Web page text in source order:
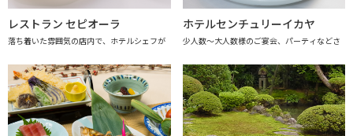
レストラン セピオーラ
落ち着いた雰囲気の店内で、ホテルシェフが
ホテルセンチュリーイカヤ
少人数～大人数様のご宴会、パーティなどさ